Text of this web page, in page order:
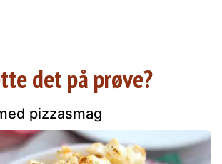
det på prøve?
pizzasmag